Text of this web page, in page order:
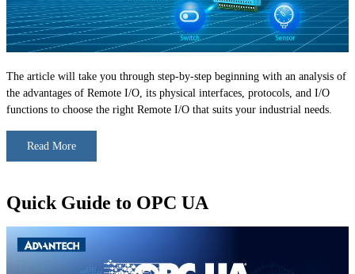
The article will take you through step-by-step beginning with an analysis of
the advantages of Remote I/O, its physical interfaces, protocols, and I/O
functions to choose the right Remote I/O that suits your industrial needs.
Read More
Quick Guide to OPC UA